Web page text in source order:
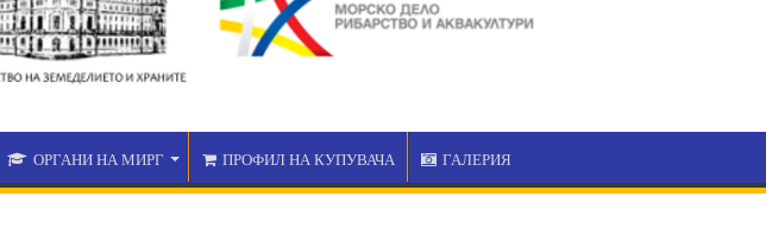
ОРГАНИ НА МИРГ ПРОФИЛ НА КУПУВАЧА ГАЛЕРИЯ